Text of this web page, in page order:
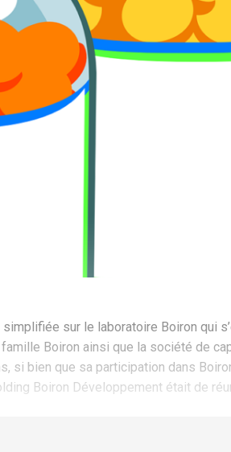
sur le laboratoire Boiron qui
Boiron ainsi que la société de
si bien que sa participation dans
Boiron Développement était de